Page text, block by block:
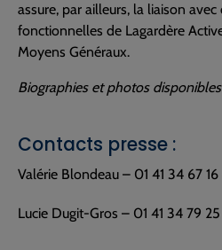
assure, par ailleurs, la liaison
fonctionnelles de Lagardère
Moyens Généraux.
Biographies et photos
Contacts presse :
Valérie Blondeau – 01 41 34 67
Lucie Dugit-Gros – 01 41 34 79